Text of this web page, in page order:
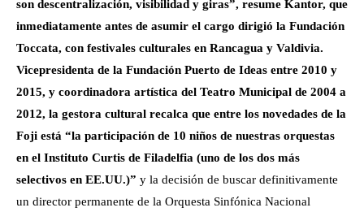
son descentralización, visibilidad y giras”, resume Kantor, que
inmediatamente antes de asumir el cargo dirigió la Fundación
Toccata, con festivales culturales en Rancagua y Valdivia.
Vicepresidenta de la Fundación Puerto de Ideas entre 2010 y
2015, y coordinadora artística del Teatro Municipal de 2004 a
2012, la gestora cultural recalca que entre los novedades de la
Foji está “la participación de 10 niños de nuestras orquestas
en el Instituto Curtis de Filadelfia (uno de los dos más
selectivos en EE.UU.)” y la decisión de buscar definitivamente
un director permanente de la Orquesta Sinfónica Nacional